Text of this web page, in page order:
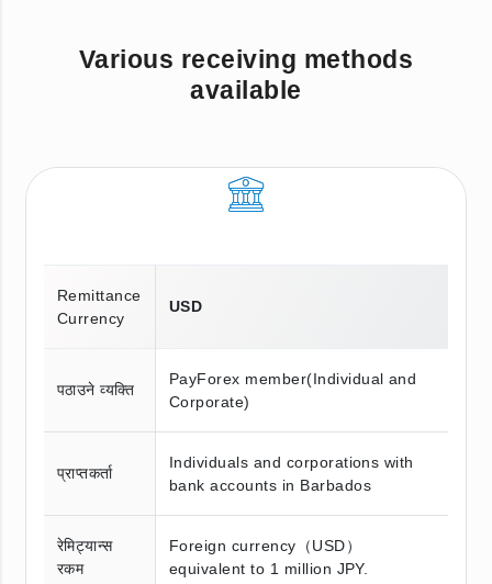
Various receiving methods
available
Remittance
Currency
USD
पठाउने व्यक्ति
PayForex member(Individual and
Corporate)
प्राप्तकर्ता
Individuals and corporations with
bank accounts in Barbados
रेमिट्यान्स
रकम
Foreign currency（USD）
equivalent to 1 million JPY.